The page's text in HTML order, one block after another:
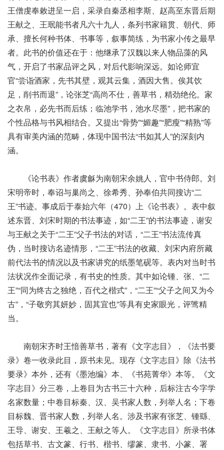
王僧虔奉敕进呈一启，采录自秦丞相李斯、赵高至东晋后期
王献之、王珉能书者凡六十九人，条列书家籍贯、朝代、师
承、擅长何种书体、书事等，叙事简练，为书家小传之最早
者。此书的价值还在于：他继承了汉魏以来人物品藻的风
气，开启了书家品评之风，对后代影响深远。如论师宜
官“尝诣酒家，先书其壁，观其云集，酒因大售。俟其饮
足，削书而退”，论张芝“高尚不仕，善草书，精劲绝伦。家
之衣帛，必先书而后练；临池学书，池水尽墨”，把书家的
个性品格与书风相结合。又提出“骨势”“媚趣”“肥瘦”“精熟”等
具有审美内涵的范畴，体现中国书法“书如其人”的深刻内
涵。
《论书表》作者虞龢为南朝宋余姚人，官中书侍郎。刘
宋明帝时，奉诏与巢尚之、徐希秀、孙奉伯共同搜访“二
王”书迹。事成后于泰始六年（470）上《论书表》。表中叙
述东晋、刘宋时期的书法事迹，如“二王”的书法事迹，谢安
与王献之关于“二王”父子书法的对话，“二王”书法流传真
伪，当时搜访名迹情形，“二王”书法的收藏、刘宋内府所藏
前代法书的情况以及书家讲究的纸墨笔砚等。表内对当时书
法状况作全面记录，有书史的性质。其中如论锺、张、“二
王”“同为终古之独绝，百代之楷式”，“二王”“父子之间又为今
古”，“子敬穷其妍妙，固其宜也”等具有史家眼光，评骘精
当。
南朝宋齐时王愔善草书，著有《文字志目》，《法书要
录》卷一收录此目，原书未见。现存《文字志目》除《法书
要录》本外，还有《墨池编》本、《书苑菁华》本等。《文
字志目》分三卷，上卷目为古书三十六种，后标注古今字学
名家数量；中卷目标秦、汉、吴书家人数，列举人名；下卷
目标魏、晋书家人数，列举人名。涉及书家有张芝、锺繇、
王导、谢安、王羲之、王献之等人。《文字志目》所录书体
包括草书、古文篆、行书、楷书、缪篆、隶书、小篆、署